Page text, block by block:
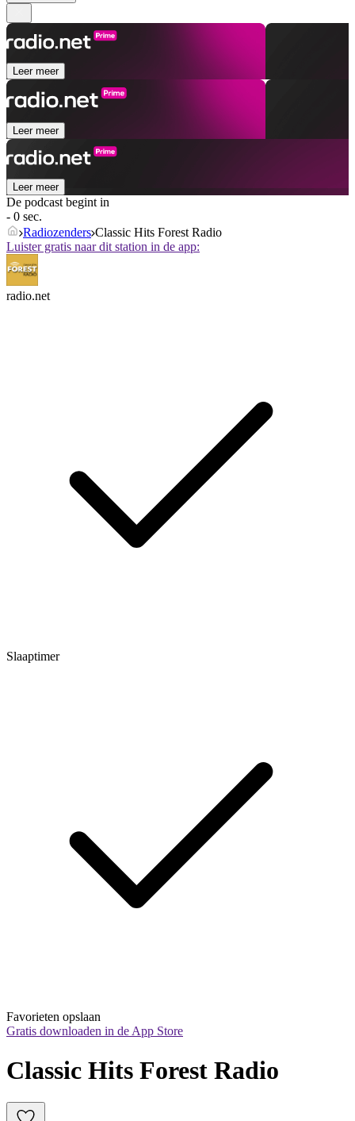
Leer meer
Leer meer
Leer meer
De podcast begint in
- 0 sec.
Radiozenders Classic Hits Forest Radio
Luister gratis naar dit station in de app:
radio.net
Slaaptimer
Favorieten opslaan
Gratis downloaden in de App Store
Classic Hits Forest Radio